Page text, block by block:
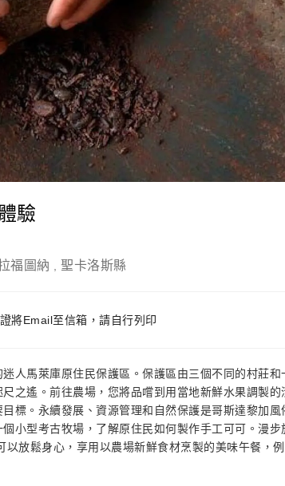
驗
福圖納 聖卡洛斯縣
將Email至信箱，請自行列印
人馬萊庫原住民保護區。保護區由三個不同的村莊和
之遙。前往農場，您將品嚐到用當地新鮮水果調製
標。永續發展、資源管理和自然保護是哥斯達黎加風
小型考古牧場，了解原住民如何製作手工可可。漫
以放鬆身心，享用以農場新鮮食材烹製的美味午餐，